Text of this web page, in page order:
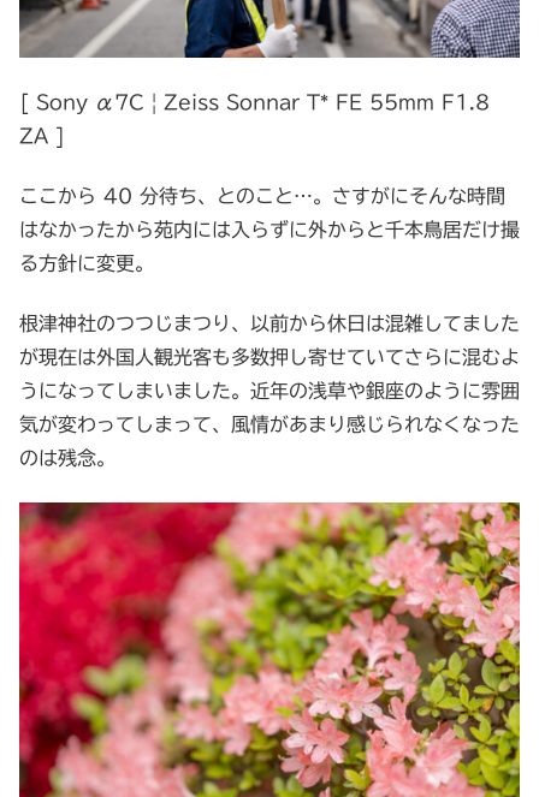
[ Sony α7C | Zeiss Sonnar T* FE 55mm F1.8
ZA ]
ここから 40 分待ち、とのこと…。さすがにそんな時間
はなかったから苑内には入らずに外からと千本鳥居だけ撮
る方針に変更。
根津神社のつつじまつり、以前から休日は混雑してました
が現在は外国人観光客も多数押し寄せていてさらに混むよ
うになってしまいました。近年の浅草や銀座のように雰囲
気が変わってしまって、風情があまり感じられなくなった
のは残念。